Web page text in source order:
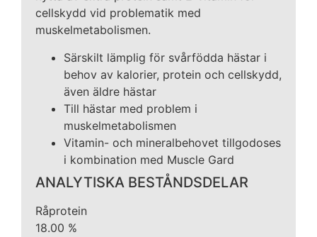
cellskydd vid problematik med
muskelmetabolismen.
Särskilt lämplig för svårfödda hästar i
behov av kalorier, protein och cellskydd,
även äldre hästar
Till hästar med problem i
muskelmetabolismen
Vitamin- och mineralbehovet tillgodoses
i kombination med Muscle Gard
ANALYTISKA BESTÅNDSDELAR
Råprotein
18.00 %